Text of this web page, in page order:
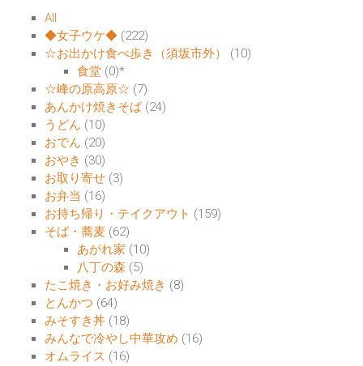
All
◆女子ウケ◆ (222)
☆お出かけ食べ歩き（須坂市外）
(10)
食堂 (0)*
☆峰の原高原☆ (7)
あんかけ焼きそば (24)
うどん (10)
おでん (20)
おやき (30)
お取り寄せ (3)
お弁当 (16)
お持ち帰り・テイクアウト (159)
そば・蕎麦 (62)
あがれ家 (10)
八丁の森 (5)
たこ焼き・お好み焼き (8)
とんかつ (64)
みそすき丼 (18)
みんなで冷やし中華攻め (16)
オムライス (16)